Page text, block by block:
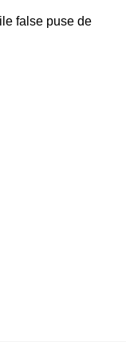
false puse de